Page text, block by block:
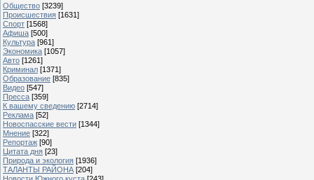
Общество [3239]
Происшествия [1631]
Спорт [1568]
Афиша [500]
Культура [961]
Экономика [1057]
Авто [1261]
Криминал [1371]
Образование [835]
Видео [547]
Пресса [359]
К вашему сведению [2714]
Реклама [52]
Новоспасские вести [1344]
Мнение [322]
Репортаж [90]
Цитата дня [23]
Природа и экология [1936]
ТАЛАНТЫ РАЙОНА [204]